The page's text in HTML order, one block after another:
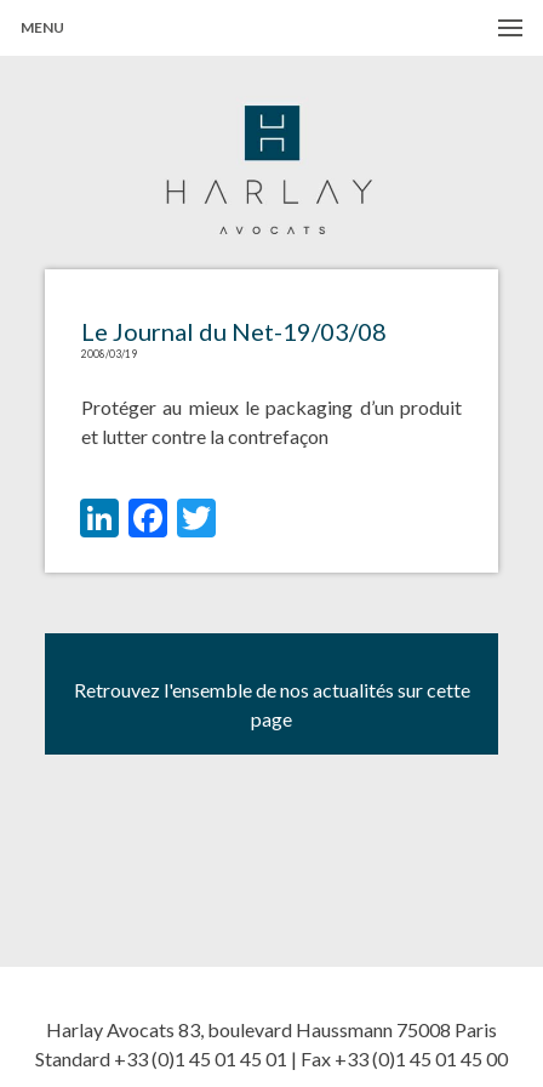
MENU
Le Journal du Net-19/03/08
2008/03/19
Protéger au mieux le packaging d’un produit
et lutter contre la contrefaçon
LinkedIn
Facebook
Twitter
Retrouvez l'ensemble de nos actualités sur cette
page
Harlay Avocats 83, boulevard Haussmann 75008 Paris
Standard +33 (0)1 45 01 45 01 | Fax +33 (0)1 45 01 45 00